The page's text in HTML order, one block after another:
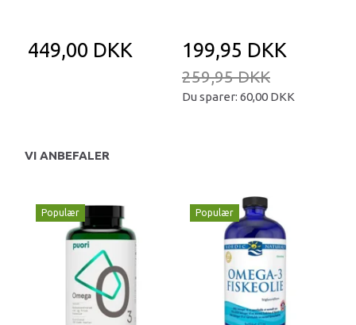
449,00 DKK 199,95 DKK
259,95 DKK
Du sparer: 60,00 DKK
VI ANBEFALER
Populær Populær